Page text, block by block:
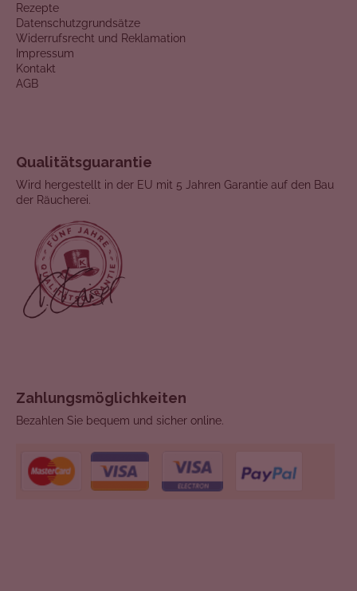
Rezepte
Datenschutzgrundsätze
Widerrufsrecht und Reklamation
Impressum
Kontakt
AGB
Qualitätsguarantie
Wird hergestellt in der EU mit 5 Jahren Garantie auf den Bau
der Räucherei.
Zahlungsmöglichkeiten
Bezahlen Sie bequem und sicher online.